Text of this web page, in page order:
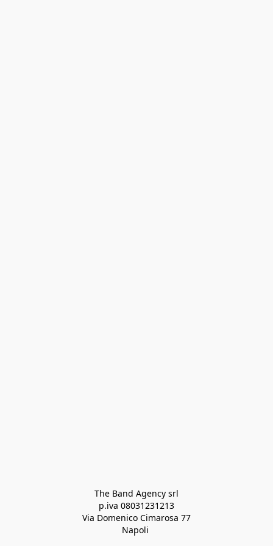
The Band Agency srl
p.iva 08031231213
Via Domenico Cimarosa 77
Napoli